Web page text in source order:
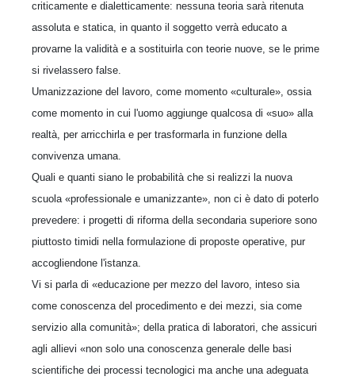
criticamente e dialetticamente: nessuna teoria sarà ritenuta
assoluta e statica, in quanto il soggetto verrà educato a
provarne la validità e a sostituirla con teorie nuove, se le prime
si rivelassero false.
Umanizzazione del lavoro, come momento «culturale», ossia
come momento in cui l'uomo aggiunge qualcosa di «suo» alla
realtà, per arricchirla e per trasformarla in funzione della
convivenza umana.
Quali e quanti siano le probabilità che si realizzi la nuova
scuola «professionale e umanizzante», non ci è dato di poterlo
prevedere: i progetti di riforma della secondaria superiore sono
piuttosto timidi nella formulazione di proposte operative, pur
accogliendone l'istanza.
Vi si parla di «educazione per mezzo del lavoro, inteso sia
come conoscenza del procedimento e dei mezzi, sia come
servizio alla comunità»; della pratica di laboratori, che assicuri
agli allievi «non solo una conoscenza generale delle basi
scientifiche dei processi tecnologici ma anche una adeguata